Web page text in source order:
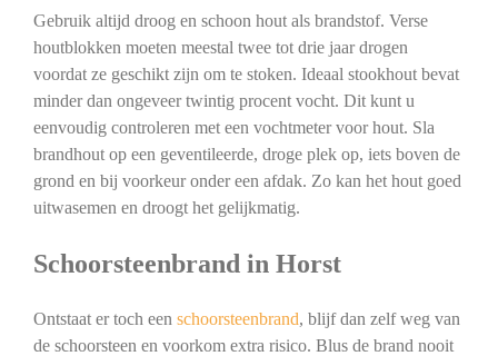
Gebruik altijd droog en schoon hout als brandstof. Verse
houtblokken moeten meestal twee tot drie jaar drogen
voordat ze geschikt zijn om te stoken. Ideaal stookhout bevat
minder dan ongeveer twintig procent vocht. Dit kunt u
eenvoudig controleren met een vochtmeter voor hout. Sla
brandhout op een geventileerde, droge plek op, iets boven de
grond en bij voorkeur onder een afdak. Zo kan het hout goed
uitwasemen en droogt het gelijkmatig.
Schoorsteenbrand in Horst
Ontstaat er toch een schoorsteenbrand, blijf dan zelf weg van
de schoorsteen en voorkom extra risico. Blus de brand nooit